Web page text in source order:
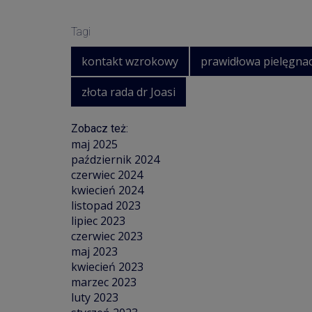
Tagi
kontakt wzrokowy prawidłowa
złota rada dr Joasi
Zobacz też:
maj 2025
październik 2024
czerwiec 2024
kwiecień 2024
listopad 2023
lipiec 2023
czerwiec 2023
maj 2023
kwiecień 2023
marzec 2023
luty 2023